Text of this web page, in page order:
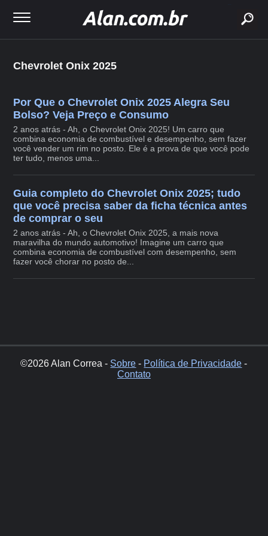
Chevrolet Onix 2025
Por Que o Chevrolet Onix 2025 Alegra Seu
Bolso? Veja Preço e Consumo
2 anos atrás - Ah, o Chevrolet Onix 2025! Um carro que
combina economia de combustível e desempenho, sem fazer
você vender um rim no posto. Ele é a prova de que você pode
ter tudo, menos uma...
Guia completo do Chevrolet Onix 2025; tudo
que você precisa saber da ficha técnica antes
de comprar o seu
2 anos atrás - Ah, o Chevrolet Onix 2025, a mais nova
maravilha do mundo automotivo! Imagine um carro que
combina economia de combustível com desempenho, sem
fazer você chorar no posto de...
©2026 Alan Correa - Sobre - Política de Privacidade -
Contato